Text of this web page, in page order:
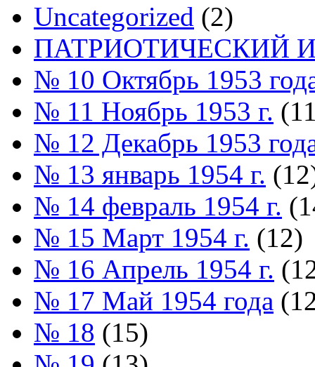
Uncategorized (2)
ПАТРИОТИЧЕСКИЙ
№ 10 Октябрь 1953
№ 11 Ноябрь 1953 г.
№ 12 Декабрь 1953
№ 13 январь 1954 г.
№ 14 февраль 1954 г.
№ 15 Март 1954 г. (12)
№ 16 Апрель 1954 г.
№ 17 Май 1954 года
№ 18 (15)